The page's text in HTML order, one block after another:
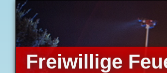
Freiwillige